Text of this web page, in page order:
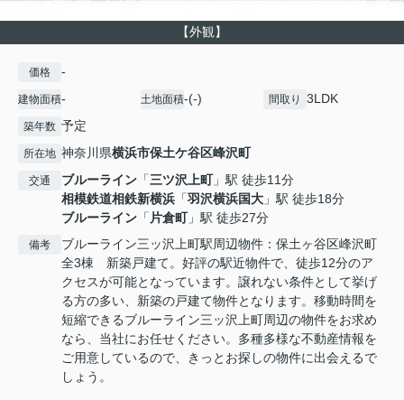
【外観】
価格 -
建物面積- 土地面積-(-) 間取り 3LDK
築年数 予定
所在地 神奈川県横浜市保土ケ谷区峰沢町
交通 ブルーライン 「三ツ沢上町」駅 徒歩11分
相模鉄道相鉄新横浜 「羽沢横浜国大 」駅 徒歩18分
ブルーライン 「片倉町」駅 徒歩27分
備考
ブルーライン三ッ沢上町駅周辺物件：保土ヶ谷区峰沢町
全3棟 新築戸建て。好評の駅近物件で、徒歩12分のア
クセスが可能となっています。譲れない条件として挙げ
る方の多い、新築の戸建て物件となります。移動時間を
短縮できるブルーライン三ッ沢上町周辺の物件をお求め
なら、当社にお任せください。多種多様な不動産情報を
ご用意しているので、きっとお探しの物件に出会えるで
しょう。